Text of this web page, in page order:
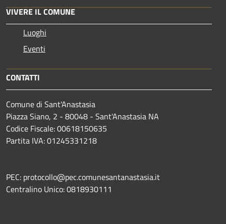
VIVERE IL COMUNE
Luoghi
Eventi
CONTATTI
Comune di Sant'Anastasia
Piazza Siano, 2 - 80048 - Sant'Anastasia NA
Codice Fiscale: 00618150635
Partita IVA: 01245331218
PEC: protocollo@pec.comunesantanastasia.it
Centralino Unico: 0818930111